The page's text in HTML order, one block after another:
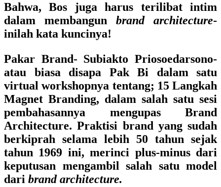
Bahwa, Bos juga harus terilibat intim
dalam membangun brand architecture-
inilah kata kuncinya!
Pakar Brand- Subiakto Priosoedarsono-
atau biasa disapa Pak Bi dalam satu
virtual workshopnya tentang; 15 Langkah
Magnet Branding, dalam salah satu sesi
pembahasannya mengupas Brand
Architecture. Praktisi brand yang sudah
berkiprah selama lebih 50 tahun sejak
tahun 1969 ini, merinci plus-minus dari
keputusan mengambil salah satu model
dari brand architecture.